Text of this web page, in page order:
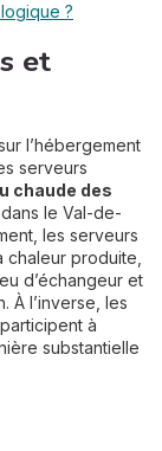
?
et
l’hébergement
serveurs
chaude des
le Val-de-
les serveurs
chaleur produite,
d’échangeur et
À l’inverse, les
à
substantielle